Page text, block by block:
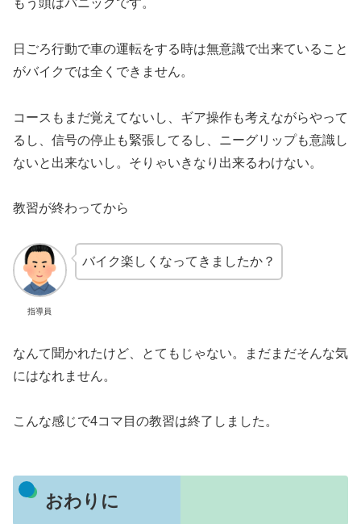
もう頭はパニックです。
日ごろ行動で車の運転をする時は無意識で出来ていること
がバイクでは全くできません。
コースもまだ覚えてないし、ギア操作も考えながらやって
るし、信号の停止も緊張してるし、ニーグリップも意識し
ないと出来ないし。そりゃいきなり出来るわけない。
教習が終わってから
指導員
バイク楽しくなってきましたか？
なんて聞かれたけど、とてもじゃない。まだまだそんな気
にはなれません。
こんな感じで4コマ目の教習は終了しました。
おわりに